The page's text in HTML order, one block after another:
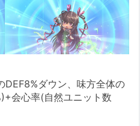
ダウン、味方全体の
会心率(自然ユニット数